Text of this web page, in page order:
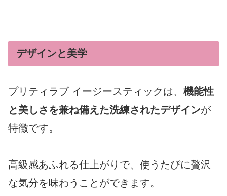
デザインと美学
プリティラブ イージースティックは、 機能性
と美しさを兼ね備えた洗練されたデザインが
特徴です。
高級感あふれる仕上がりで、使うたびに贅沢
な気分を味わうことができます。